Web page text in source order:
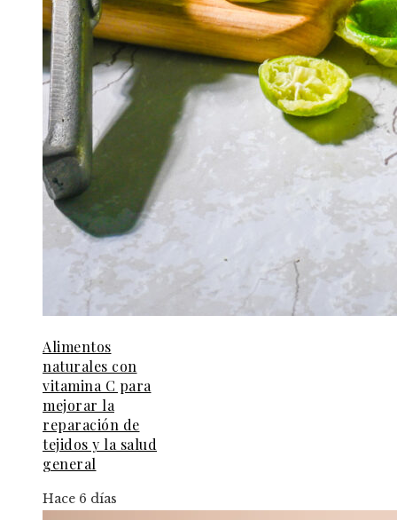
Alimentos
naturales con
vitamina C para
mejorar la
reparación de
tejidos y la salud
general
Hace 6 días